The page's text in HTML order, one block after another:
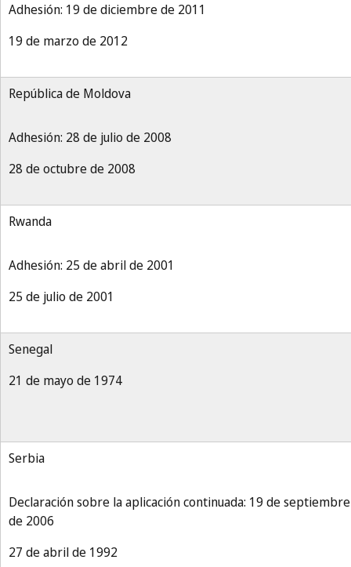
Adhesión: 19 de diciembre de 2011
19 de marzo de 2012
República de Moldova
Adhesión: 28 de julio de 2008
28 de octubre de 2008
Rwanda
Adhesión: 25 de abril de 2001
25 de julio de 2001
Senegal
21 de mayo de 1974
Serbia
Declaración sobre la aplicación continuada: 19 de septiembre
de 2006
27 de abril de 1992